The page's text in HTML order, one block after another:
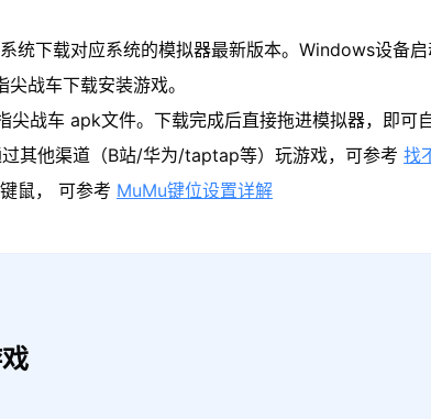
统下载对应系统的模拟器最新版本。Windows设备
战车下载安装游戏。
战车 apk文件。下载完成后直接拖进模拟器，即可
其他渠道（B站/华为/taptap等）玩游戏，可参考 找
鼠， 可参考 MuMu键位设置详解